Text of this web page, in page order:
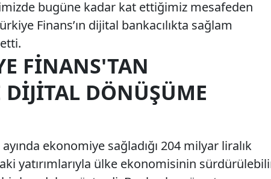
bugüne kadar kat ettiğimiz mesafeden
Finans’ın dijital bankacılıkta sağlam
FINANS'TAN
DÖNÜŞÜME
ekonomiye sağladığı 204 milyar liralık
yatırımlarıyla ülke ekonomisinin